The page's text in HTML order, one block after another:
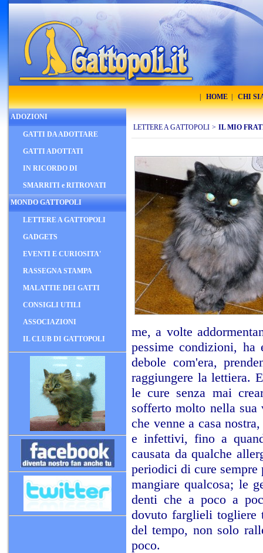
HOME CHI
ADOZIONI
GATTI DA ADOTTARE
GATTI ADOTTATI
IN RICORDO DI
SMARRITI e RITROVATI
MONDO GATTOPOLI
LETTERE A GATTOPOLI
GADGETS
EVENTI E CURIOSITA'
RASSEGNA STAMPA
MALATTIE DEI GATTI
CONSIGLI UTILI
ASSOCIAZIONI
IL CLUB DI GATTOPOLI
LETTERE A GATTOPOLI > IL MIO
me, a volte
pessime condizioni, ha
debole com'era,
raggiungere la lettiera.
le cure senza mai
sofferto molto nella
che venne a casa
e infettivi, fino a
causata da qualche
periodici di cure
mangiare qualcosa; le
denti che a poco a
dovuto farglieli togliere
del tempo, non solo
poco.